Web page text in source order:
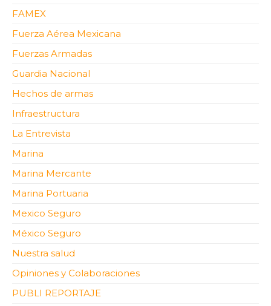
FAMEX
Fuerza Aérea Mexicana
Fuerzas Armadas
Guardia Nacional
Hechos de armas
Infraestructura
La Entrevista
Marina
Marina Mercante
Marina Portuaria
Mexico Seguro
México Seguro
Nuestra salud
Opiniones y Colaboraciones
PUBLI REPORTAJE